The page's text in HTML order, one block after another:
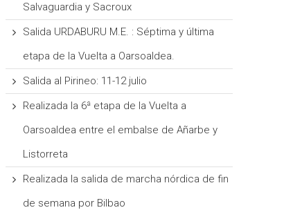
Salvaguardia y Sacroux
Salida URDABURU M.E. : Séptima y última
etapa de la Vuelta a Oarsoaldea.
Salida al Pirineo: 11-12 julio
Realizada la 6ª etapa de la Vuelta a
Oarsoaldea entre el embalse de Añarbe y
Listorreta
Realizada la salida de marcha nórdica de fin
de semana por Bilbao